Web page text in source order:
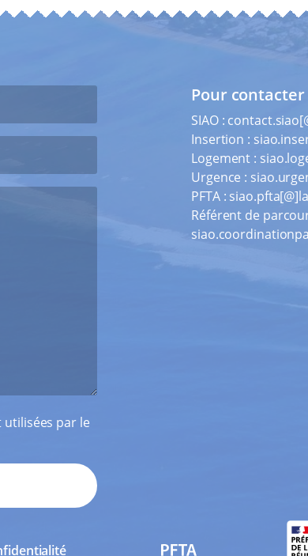
par le
Pour
SIAO :
Insertion :
Logement :
Urgence :
PFTA :
Référent de
PFTA